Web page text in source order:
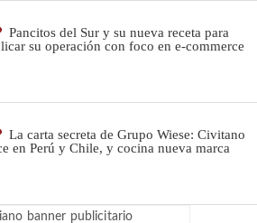
Pancitos del Sur y su nueva receta para
su operación con foco en e-commerce
La carta secreta de Grupo Wiese: Civitano
en Perú y Chile, y cocina nueva marca